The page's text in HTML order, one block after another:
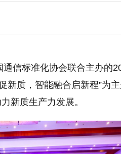
信标准化协会联合主办的
新质，智能融合启新程”为
新质生产力发展。